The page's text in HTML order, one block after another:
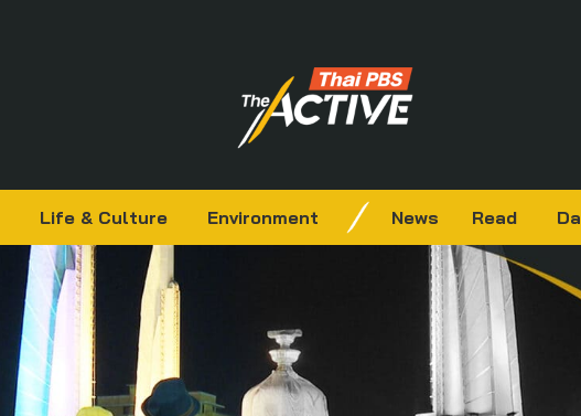
Life & Culture Environment News Read